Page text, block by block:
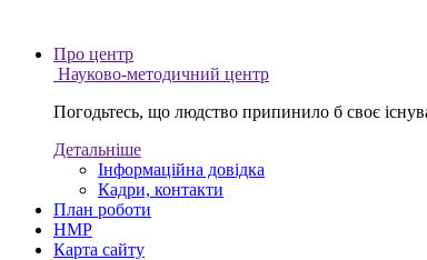
Про центр
Науково-методичний центр
Погодьтесь, що людство припинило б своє
Детальніше
Інформаційна довідка
Кадри, контакти
План роботи
НМР
Карта сайту